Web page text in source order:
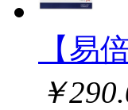
【易
￥